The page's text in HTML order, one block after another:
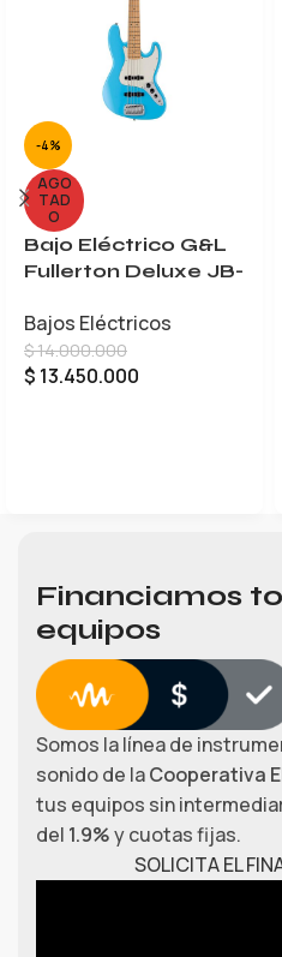
-4%
AGO
TAD
O
Bajo Eléctrico G&L
Fullerton Deluxe JB-
Bajos Eléctricos
$14.000.000
$ 13.450.000
Financiamos
equipos
Somos la línea de
sonido de laCooperativa
tus equipos sin
del 1.9%y cuotas fijas.
SOLICITA EL